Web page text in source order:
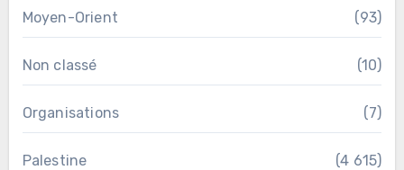
Moyen-Orient (93)
Non classé (10)
Organisations (7)
Palestine (4 615)